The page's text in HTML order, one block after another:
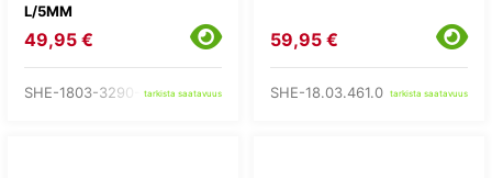
L/5MM
49,95 €
SHE-1803-3290-L/5MM
tarkista saatavuus
59,95 €
SHE-18.03.461.0 tarkista saatavuus